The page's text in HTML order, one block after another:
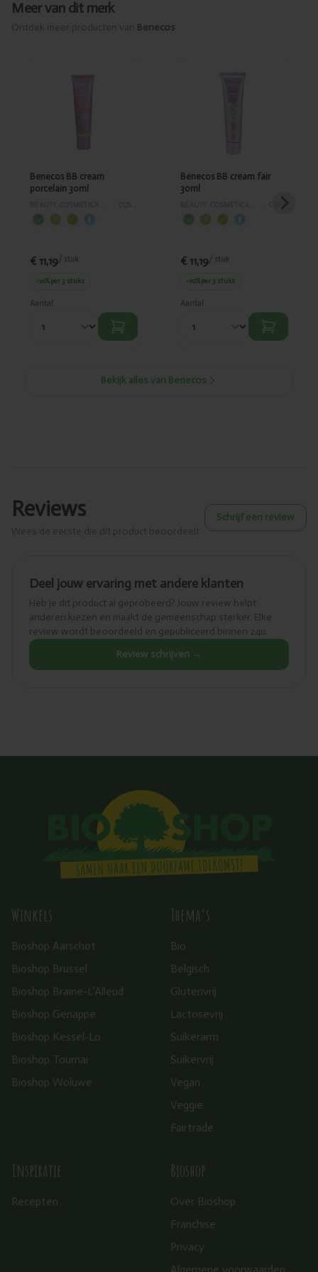
Meer van dit merk
Ontdek meer producten van Benecos
Toegevoegd
Benecos BB cream
porcelain 30ml
€ 11,19/ stuk
-10%per 3 stuks
Aantal
Benecos BB cream fair
30ml
COSMETICA
€ 11,19/ stuk
-10%per 3 stuks
Aantal
Bekijk alles van Benecos
Reviews
Wees de eerste die dit product beoordeelt
Schrijf een review
Deel jouw ervaring met andere klanten
Heb je dit product al geprobeerd? Jouw review helpt
anderen kiezen en maakt de gemeenschap sterker. Elke
review wordt beoordeeld en gepubliceerd binnen 24u.
Review schrijven →
Winkels
Bioshop Aarschot
Bioshop Brussel
Bioshop Braine-L’Alleud
Bioshop Genappe
Bioshop Kessel-Lo
Bioshop Tournai
Bioshop Woluwe
Thema’s
Bio
Belgisch
Glutenvrij
Lactosevrij
Suikerarm
Suikervrij
Vegan
Veggie
Fairtrade
Inspiratie
Recepten
Bioshop
Over Bioshop
Franchise
Privacy